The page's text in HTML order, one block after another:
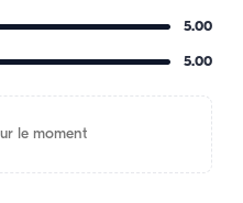
5.00
5.00
le moment